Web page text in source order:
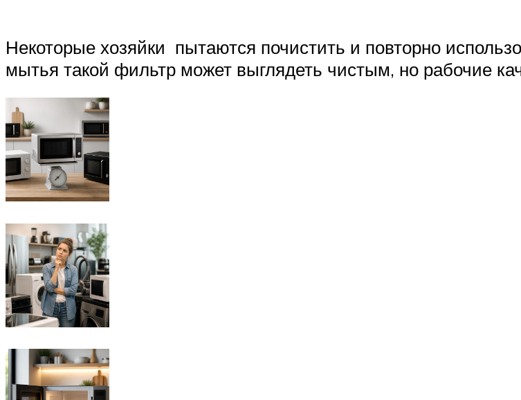
Некоторые хозяйки пытаются почистить и повторно
мытья такой фильтр может выглядеть чистым, но рабочие